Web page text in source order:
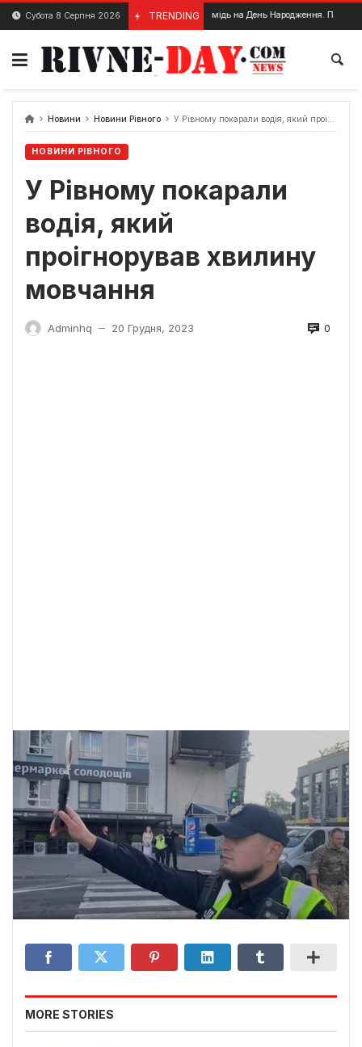
Skip
content
Субота 8 Серпня 2026 TRENDING
13 Грудня, 2023 Білий Ведмідь на День Народження. Привітання в
Новини Новини Рівного У Рівному покарали водія, який проігнорував хвилину мовчання
НОВИНИ РІВНОГО
У Рівному покарали
водія, який
проігнорував хвилину
мовчання
Adminhq — 20 Грудня, 2023 0
MORE STORIES